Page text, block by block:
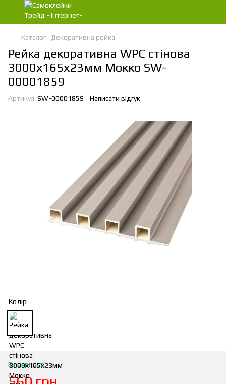
Каталог Декоративна рейка
Рейка декоративна WPC стінова
3000х165х23мм Мокко SW-
00001859
Артикул: SW-00001859 Написати відгук
Колір
В наявності